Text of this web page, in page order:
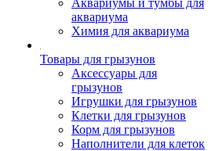
Аквариумы и тумбы для
аквариума
Химия для аквариума
Товары для грызунов
Аксессуары для
грызунов
Игрушки для грызунов
Клетки для грызунов
Корм для грызунов
Наполнители для клеток